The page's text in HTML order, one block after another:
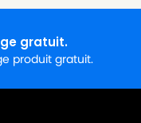
gratuit.
produit gratuit.